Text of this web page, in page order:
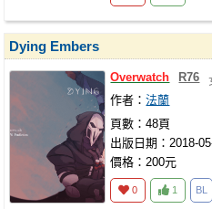
Dying Embers
Overwatch R76
作者：法蘭
頁數：48頁
出版日期：2018-
價格：200元
0 1 BL